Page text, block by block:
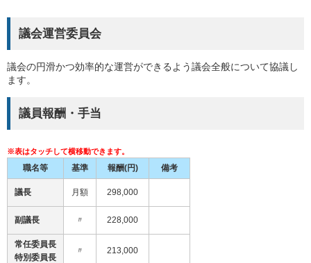
議会運営委員会
議会の円滑かつ効率的な運営ができるよう議会全般について協議し
ます。
議員報酬・手当
職名等 基準 報酬(円) 備考
議長 月額 298,000
副議長 〃 228,000
常任委員長
特別委員長
〃 213,000